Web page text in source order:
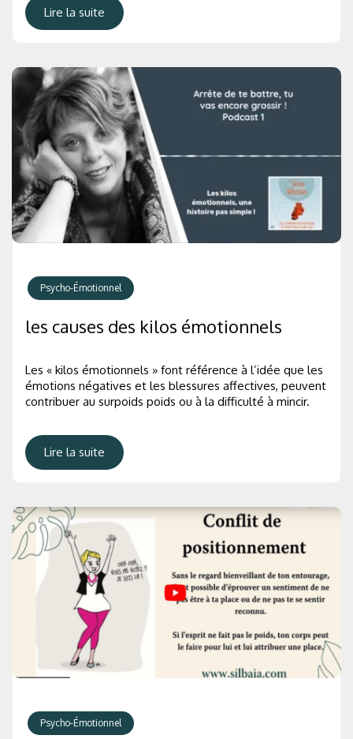
Lire la suite
Psycho-Émotionnel
les causes des kilos émotionnels
Les « kilos émotionnels » font référence à l’idée que les
émotions négatives et les blessures affectives, peuvent
contribuer au surpoids poids ou à la difficulté à mincir.
Lire la suite
Psycho-Émotionnel